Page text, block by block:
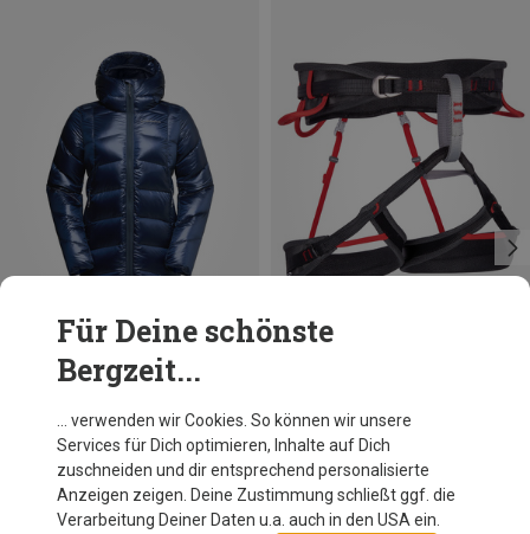
Du sparst 20%
Für Deine schönste
Bergzeit...
… verwenden wir Cookies. So können wir unsere
Services für Dich optimieren, Inhalte auf Dich
zuschneiden und dir entsprechend personalisierte
Anzeigen zeigen. Deine Zustimmung schließt ggf. die
Verarbeitung Deiner Daten u.a. auch in den USA ein.